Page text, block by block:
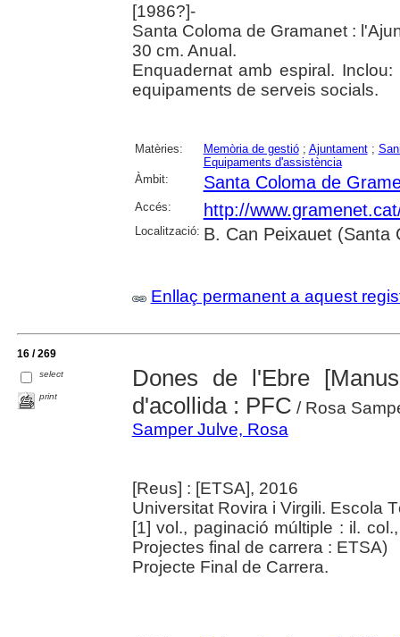
[1986?]-
Santa Coloma de Gramanet :
30 cm. Anual.
Enquadernat amb espiral.
equipaments de serveis socials.
Matèries: Memòria de gestió; Ajuntament;
Equipaments d'assistència
Àmbit:
Santa Coloma de
Accés: http://
Localització: B. Can Peixauet (Santa
Enllaç permanent a aquest
16 / 269
select
print
Dones de l'Ebre
d'acollida : PFC / Rosa
Samper Julve, Rosa
[Reus] : [ETSA], 2016
Universitat Rovira i Virgili. Escola
[1] vol., paginació múltiple : il.
Projectes final de carrera : ETSA)
Projecte Final de Carrera.